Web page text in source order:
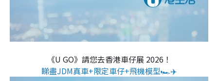
《U GO》請您去香港車仔展 2026！
睇盡JDM真車+限定車仔+飛機模型🏎️✈️